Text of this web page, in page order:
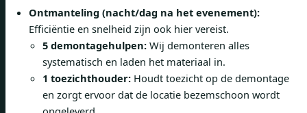
Ontmanteling (nacht/dag na het evenement):
Efficiëntie en snelheid zijn ook hier vereist.
5 demontagehulpen: Wij demonteren alles
systematisch en laden het materiaal in.
1 toezichthouder: Houdt toezicht op de demontage
en zorgt ervoor dat de locatie bezemschoon wordt